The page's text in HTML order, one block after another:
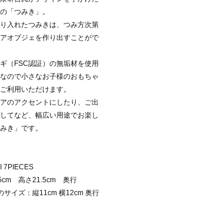
「つみき」。
入れたつみきは、つみ方次第
オブジェを作り出すことがで
（FSC認証）の無垢材を使用
ので小さなお子様のおもちゃ
利用いただけます。
のアクセントにしたり、ご出
てなど、幅広い用途でお楽し
き」です。
7PIECES
高さ21.5cm 奥行
サイズ：縦11cm 横12cm 奥行